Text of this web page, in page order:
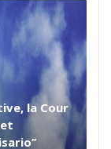
la Cour